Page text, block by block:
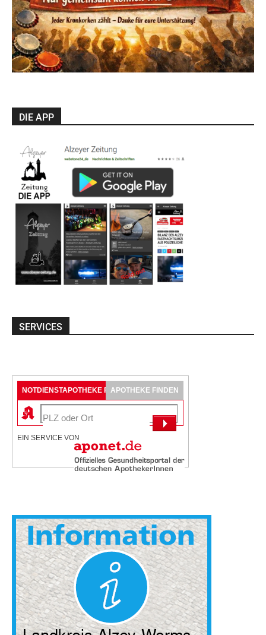
DIE APP
SERVICES
NOTDIENSTAPOTHEKE FINDENAPOTHEKE FINDEN
EIN SERVICE VON